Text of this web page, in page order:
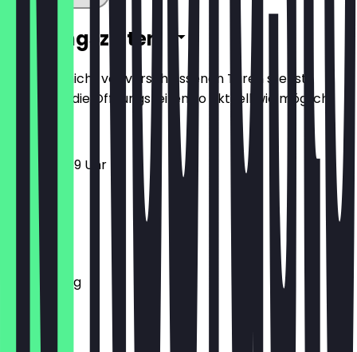
Öffnungszeiten
Damit du nicht vor verschlossenen Türen stehst,
halten wir die Öffnungszeiten so aktuell wie möglich.
12:00 - 23:59 Uhr
Montag
Dienstag
Mittwoch
Donnerstag
Freitag
Samstag
Sonntag